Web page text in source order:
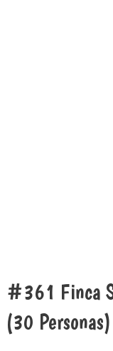
#361 Finca
(30 Personas)